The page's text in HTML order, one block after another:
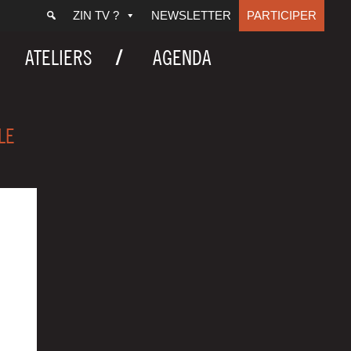
ZIN TV ? NEWSLETTER PARTICIPER
ATELIERS AGENDA